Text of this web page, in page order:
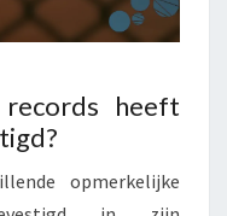
heeft
opmerkelijke